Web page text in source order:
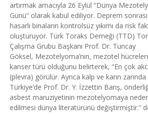
artırmak amacıyla 26 Eylül “Dünya
Günü” olarak kabul ediliyor. Deprem sonrası
hasarlı binaların kontrolsüz yıkımı da risk
oluşturuyor. Türk Toraks Derneği (TTD)
Çalışma Grubu Başkanı Prof. Dr. Tuncay
Göksel, Mezotelyoma’nın, mezotel
kanser türü olduğunu belirterek, “En çok
(plevra) görülür. Ayrıca kalp ve karın
Türkiye’de Prof. Dr. Y. İzzettin Barış,
asbest maruziyetinin mezotelyomaya
edilmesi dünya literatürünü değiştirmiştir.”